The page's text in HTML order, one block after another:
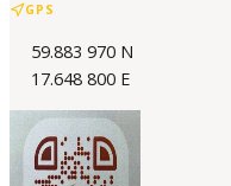
GPS
59.883 970 N
17.648 800 E